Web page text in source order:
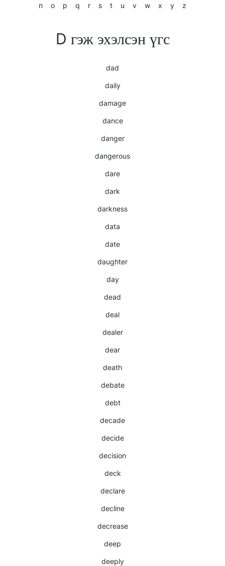
n o p q r s t u v w x y z
D гэж эхэлсэн үгс
dad
daily
damage
dance
danger
dangerous
dare
dark
darkness
data
date
daughter
day
dead
deal
dealer
dear
death
debate
debt
decade
decide
decision
deck
declare
decline
decrease
deep
deeply